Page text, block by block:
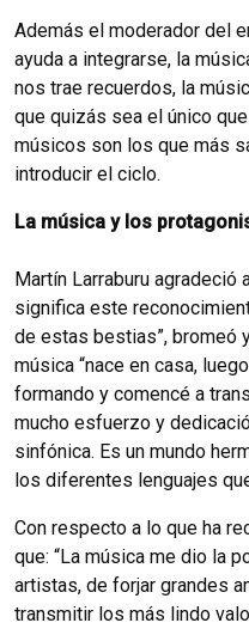
Además el moderador del
ayuda a integrarse, la
nos trae recuerdos, la
que quizás sea el único
músicos son los que más
introducir el ciclo.
La música y los
Martín Larraburu agradeció
significa este
de estas bestias”, bromeó
música “nace en casa,
formando y comencé a
mucho esfuerzo y
sinfónica. Es un mundo
los diferentes lenguajes
Con respecto a lo que ha
que: “La música me dio la
artistas, de forjar grandes
transmitir los más lindo